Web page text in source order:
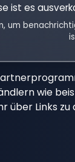
ist es
um
wie
über Links